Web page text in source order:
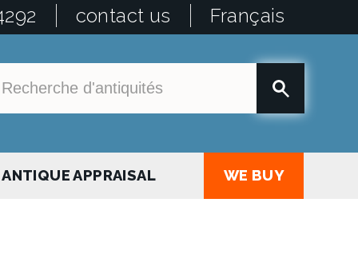
contact us Français
ANTIQUE APPRAISAL WE BUY